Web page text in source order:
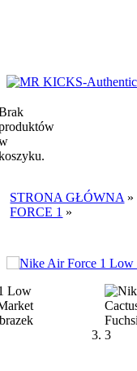
STRONA GŁÓWNA »
FORCE 1 »